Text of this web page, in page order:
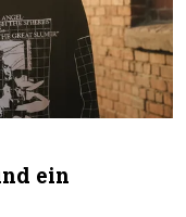
ein